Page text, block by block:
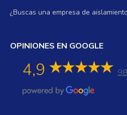
¿Buscas una empresa de
OPINIONES EN GOOGLE
4,9